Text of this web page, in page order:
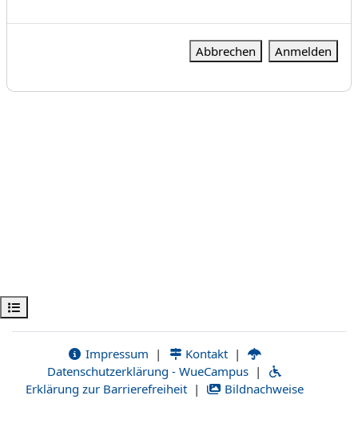
Kursindex öffnen
Abbrechen Anmelden
Impressum | Kontakt |
Datenschutzerklärung - WueCampus |
Erklärung zur Barrierefreiheit | Bildnachweise